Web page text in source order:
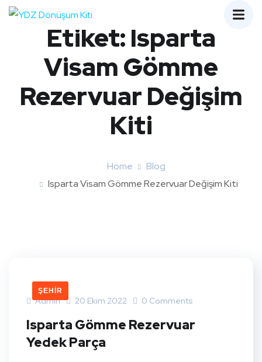
Etiket:Isparta
Visam Gömme
Rezervuar Değişim
Kiti
Home
Blog
Isparta Visam Gömme Rezervuar Değişim Kiti
ŞEHIR
Admin 20 Ekim 2022 0 Comments
Isparta Gömme Rezervuar
Yedek Parça